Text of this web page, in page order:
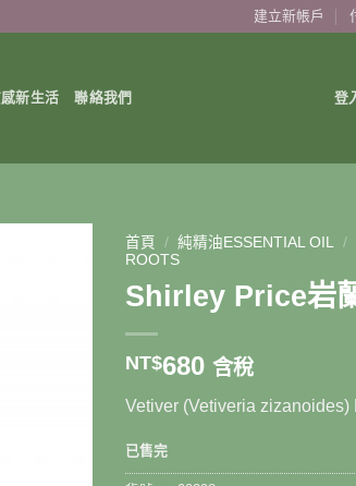
建立新帳戶
新生活 聯絡我們 登
首頁 / 純精油ESSENTIAL OIL /
ROOTS
Shirley Price岩
NT$680 含稅
Vetiver (Vetiveria zizanoides)
已售完